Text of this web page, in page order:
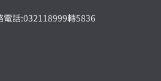
電話:032118999轉5836